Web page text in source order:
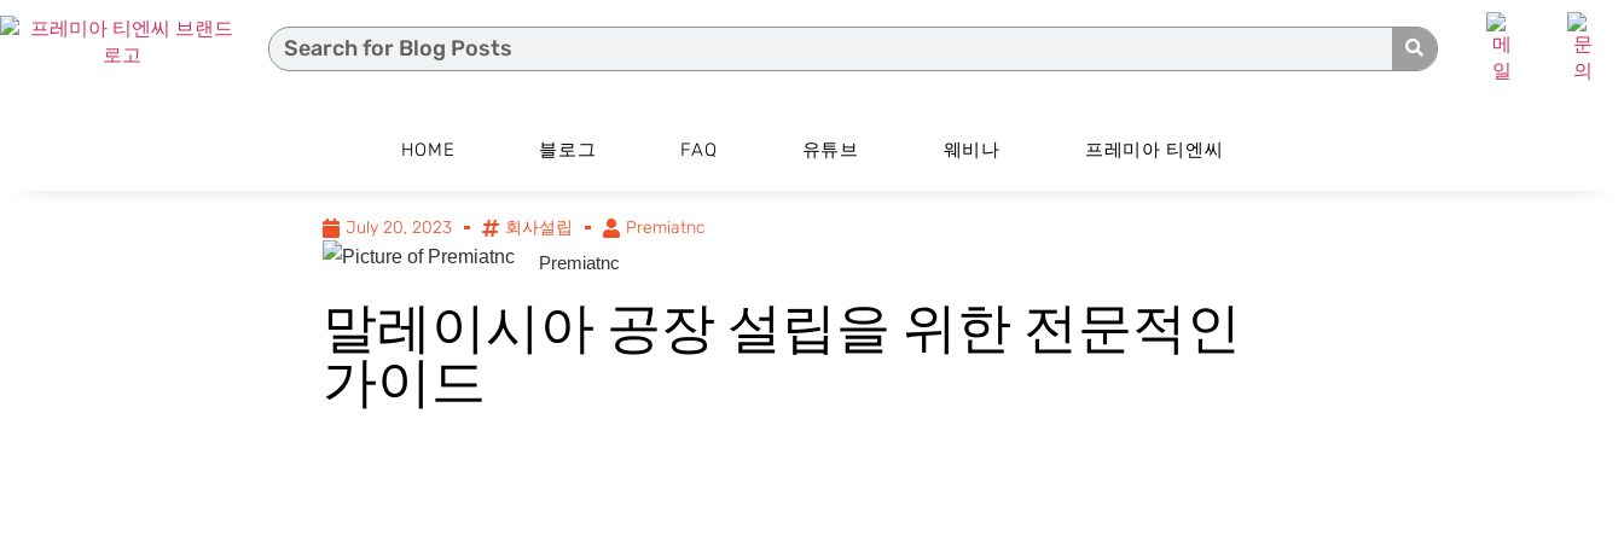
HOME 블로그 FAQ 유튜브 웨비나 프레미아 티엔씨
July 20, 2023 회사설립
Premiatnc
Premiatnc
말레이시아 공장 설립을 위한 전문적인
가이드